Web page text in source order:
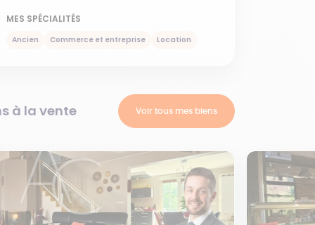
MES SPÉCIALITÉS
Ancien Commerce et entreprise Location
à la vente Voir tous mes biens